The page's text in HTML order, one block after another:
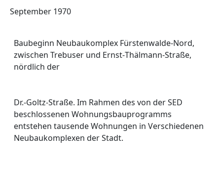
September 1970
Baubeginn Neubaukomplex Fürstenwalde-Nord,
zwischen Trebuser und Ernst-Thälmann-Straße,
nördlich der
Dr.-Goltz-Straße. Im Rahmen des von der SED
beschlossenen Wohnungsbauprogramms
entstehen tausende Wohnungen in Verschiedenen
Neubaukomplexen der Stadt.